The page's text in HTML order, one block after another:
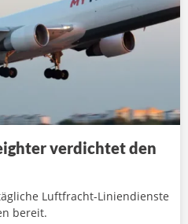
verdichtet den
Luftfracht-Liniendienste
bereit.